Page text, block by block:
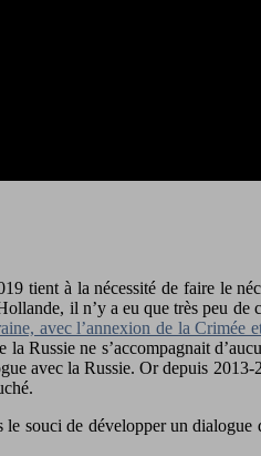
tient à la nécessité de faire le
il n’y a eu que très peu
avec l’annexion de la Crimée
Russie ne s’accompagnait
avec la Russie. Or depuis
souci de développer un dialogue